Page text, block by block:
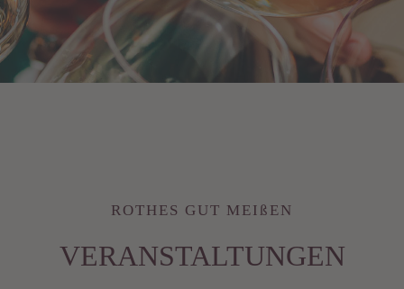
ROTHES GUT MEIßEN
VERANSTALTUNGEN